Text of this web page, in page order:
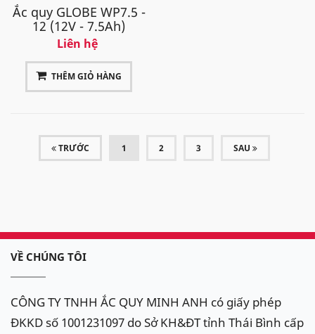
Ắc quy GLOBE WP7.5 -
12 (12V - 7.5Ah)
Liên hệ
THÊM GIỎ HÀNG
TRƯỚC 1 (CURRENT)
2 3 SAU
VỀ CHÚNG TÔI
CÔNG TY TNHH ẮC QUY MINH ANH có giấy phép
ĐKKD số 1001231097 do Sở KH&ĐT tỉnh Thái Bình cấp